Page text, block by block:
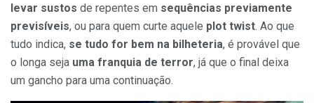
levar sustos de repentes em sequências previamente
previsíveis, ou para quem curte aquele plot twist. Ao que
tudo indica, se tudo for bem na bilheteria, é provável que
o longa seja uma franquia de terror, já que o final deixa
um gancho para uma continuação.